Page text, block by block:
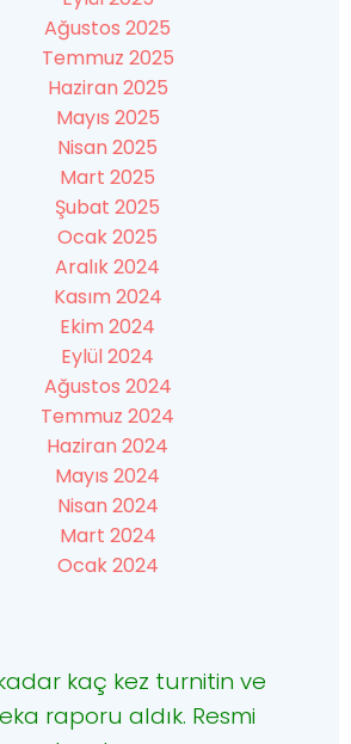
Ağustos 2025
Temmuz 2025
Haziran 2025
Mayıs 2025
Nisan 2025
Mart 2025
Şubat 2025
Ocak 2025
Aralık 2024
Kasım 2024
Ekim 2024
Eylül 2024
Ağustos 2024
Temmuz 2024
Haziran 2024
Mayıs 2024
Nisan 2024
Mart 2024
Ocak 2024
kaç kez turnitin ve
raporu aldık. Resmi